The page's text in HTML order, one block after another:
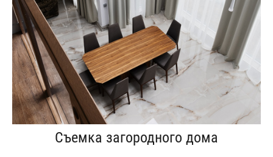
Съемка загородного дома